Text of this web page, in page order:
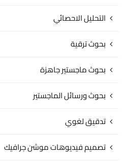
التحليل الاحصائي
بحوث ترقية
بحوث ماجستير جاهزة
بحوث ورسائل الماجستير
تدقيق لغوي
تصميم فيديوهات موشن جرافيك